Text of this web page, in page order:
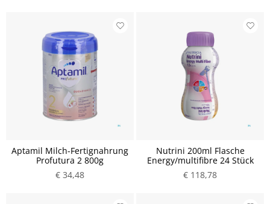
Aptamil Milch-Fertignahrung
Profutura 2 800g
€ 34,48
Nutrini 200ml Flasche
Energy/multifibre 24 Stück
€ 118,78